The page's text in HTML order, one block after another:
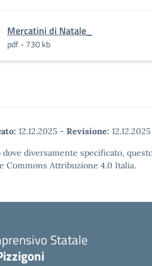
Mercatini di Natale_
pdf - 730 kb
12.12.2025 - Revisione: 12.12.2025
dove diversamente specificato,
Commons Attribuzione 4.0 Italia.
Statale